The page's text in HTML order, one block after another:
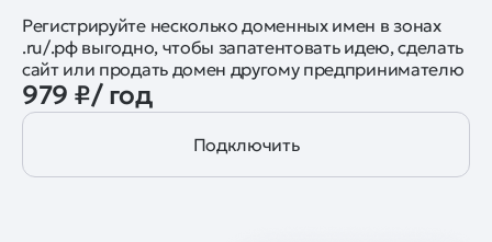
Регистрируйте несколько доменных имен в зонах
.ru/.рф выгодно, чтобы запатентовать идею, сделать
сайт или продать домен другому предпринимателю
979 ₽/ год
Подключить